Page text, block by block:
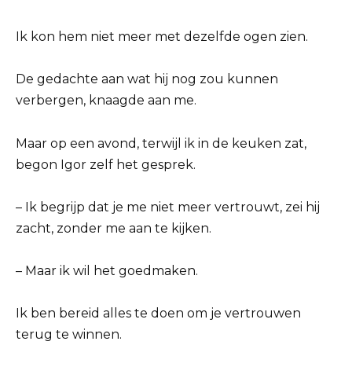
Ik kon hem niet meer met dezelfde ogen zien.
De gedachte aan wat hij nog zou kunnen
verbergen, knaagde aan me.
Maar op een avond, terwijl ik in de keuken zat,
begon Igor zelf het gesprek.
– Ik begrijp dat je me niet meer vertrouwt, zei hij
zacht, zonder me aan te kijken.
– Maar ik wil het goedmaken.
Ik ben bereid alles te doen om je vertrouwen
terug te winnen.